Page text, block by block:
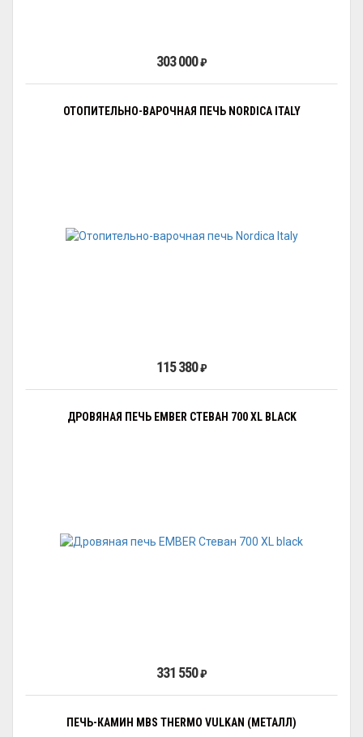
303 000₽
ОТОПИТЕЛЬНО-ВАРОЧНАЯ ПЕЧЬ NORDICA ITALY
115 380₽
ДРОВЯНАЯ ПЕЧЬ EMBER СТЕВАН 700 XL BLACK
331 550₽
ПЕЧЬ-КАМИН MBS THERMO VULKAN (МЕТАЛЛ)